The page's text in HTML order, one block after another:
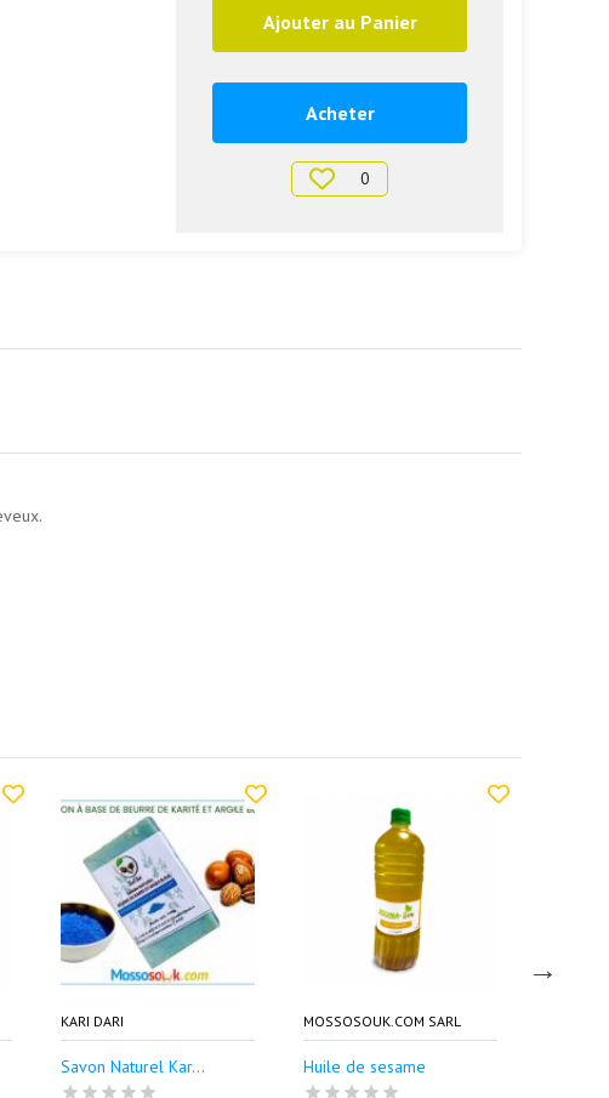
Ajouter au Panier
Acheter
0
KARI DARI
Savon Naturel Kar...
MOSSOSOUK.COM SARL
Huile de sesame